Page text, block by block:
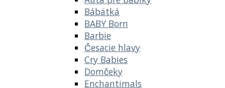
Bábätká
BABY Born
Barbie
Česacie hlavy
Cry Babies
Domčeky
Enchantimals